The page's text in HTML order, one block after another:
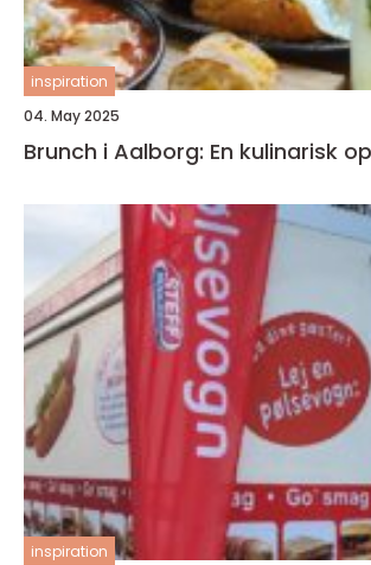
inspiration
04. May 2025
Brunch i Aalborg: En kulinarisk
inspiration